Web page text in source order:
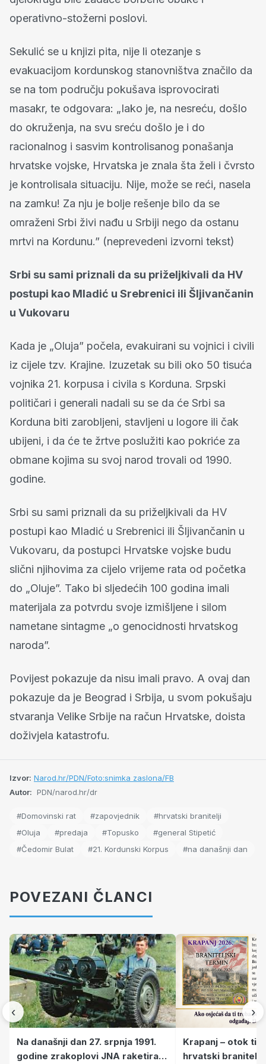
operativno-stožerni poslovi.
Sekulić se u knjizi pita, nije li otezanje s
evakuacijom kordunskog stanovništva značilo da
se na tom području pokušava isprovocirati
masakr, te odgovara: „Iako je, na nesreću, došlo
do okruženja, na svu sreću došlo je i do
racionalnog i sasvim kontrolisanog ponašanja
hrvatske vojske, Hrvatska je znala šta želi i čvrsto
je kontrolisala situaciju. Nije, može se reći, nasela
na zamku! Za nju je bolje rešenje bilo da se
omraženi Srbi živi nađu u Srbiji nego da ostanu
mrtvi na Kordunu.” (neprevedeni izvorni tekst)
Srbi su sami priznali da su priželjkivali da HV
postupi kao Mladić u Srebrenici ili Šljivančanin
u Vukovaru
Kada je „Oluja” počela, evakuirani su vojnici i civili
iz cijele tzv. Krajine. Izuzetak su bili oko 50 tisuća
vojnika 21. korpusa i civila s Korduna. Srpski
političari i generali nadali su se da će Srbi sa
Korduna biti zarobljeni, stavljeni u logore ili čak
ubijeni, i da će te žrtve poslužiti kao pokriće za
obmane kojima su svoj narod trovali od 1990.
godine.
Srbi su sami priznali da su priželjkivali da HV
postupi kao Mladić u Srebrenici ili Šljivančanin u
Vukovaru, da postupci Hrvatske vojske budu
slični njihovima za cijelo vrijeme rata od početka
do „Oluje”. Tako bi sljedećih 100 godina imali
materijala za potvrdu svoje izmišljene i silom
nametane sintagme „o genocidnosti hrvatskog
naroda”.
Povijest pokazuje da nisu imali pravo. A ovaj dan
pokazuje da je Beograd i Srbija, u svom pokušaju
stvaranja Velike Srbije na račun Hrvatske, doista
doživjela katastrofu.
Izvor: Narod.hr/PDN/Foto:snimka zaslona/FB
Autor: PDN/narod.hr/dr
#Domovinski rat #zapovjednik
#hrvatski branitelji
#Oluja
#predaja #Topusko
#general Stipetić
#Čedomir Bulat
#21. Kordunski Korpus #na današnji dan
POVEZANI ČLANCI
‹
Na današnji dan 27. srpnja 1991.
godine zrakoplovi JNA raketirali
Krapanj – otok
hrvatski branitelji
›